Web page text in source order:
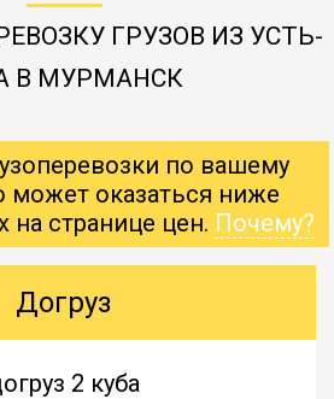
ГРУЗОВ ИЗ УСТЬ-
В МУРМАНСК
по вашему
может оказаться ниже
на странице цен. Почему?
Догруз
2 куба